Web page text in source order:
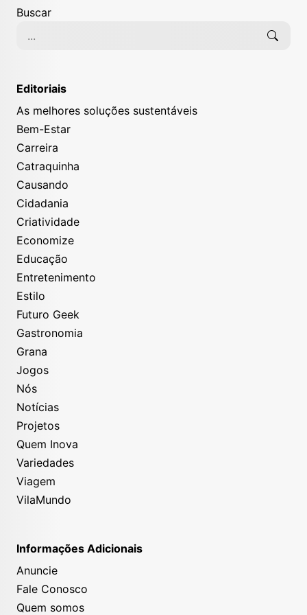
Buscar
Editoriais
As melhores soluções sustentáveis
Bem-Estar
Carreira
Catraquinha
Causando
Cidadania
Criatividade
Economize
Educação
Entretenimento
Estilo
Futuro Geek
Gastronomia
Grana
Jogos
Nós
Notícias
Projetos
Quem Inova
Variedades
Viagem
VilaMundo
Informações Adicionais
Anuncie
Fale Conosco
Quem somos